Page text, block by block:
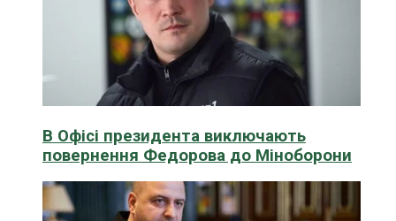
В Офісі президента виключають
повернення Федорова до Міноборони